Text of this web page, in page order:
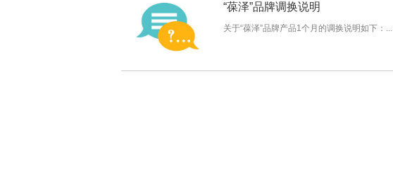
“葆泽”品牌调换说明
关于“葆泽”品牌产品1个月的调换说明如下：...